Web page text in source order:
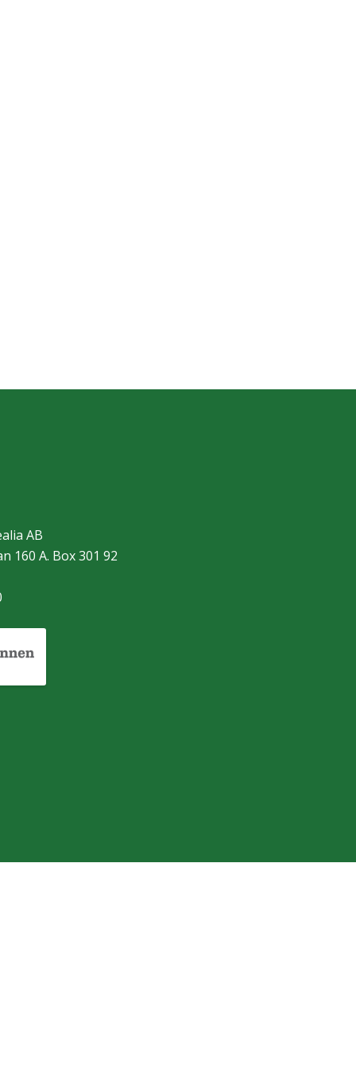
AB
160 A. Box 301 92